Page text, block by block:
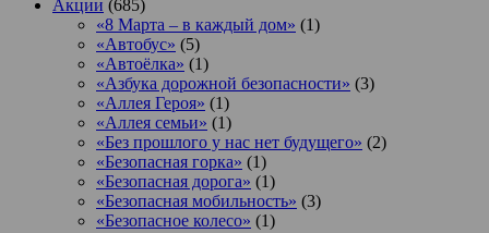
Акции (685)
«8 Марта – в каждый дом» (1)
«Автобус» (5)
«Автоёлка» (1)
«Азбука дорожной безопасности» (3)
«Аллея Героя» (1)
«Аллея семьи» (1)
«Без прошлого у нас нет будущего» (2)
«Безопасная горка» (1)
«Безопасная дорога» (1)
«Безопасная мобильность» (3)
«Безопасное колесо» (1)